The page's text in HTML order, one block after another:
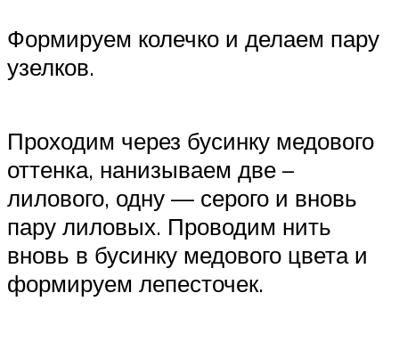
Формируем колечко и делаем пару
узелков.
Проходим через бусинку медового
оттенка, нанизываем две –
лилового, одну — серого и вновь
пару лиловых. Проводим нить
вновь в бусинку медового цвета и
формируем лепесточек.